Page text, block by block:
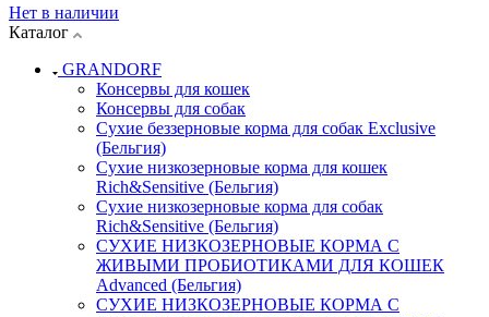
Нет в наличии
Каталог
GRANDORF
Консервы для кошек
Консервы для собак
Сухие беззерновые корма для собак Exclusive
(Бельгия)
Сухие низкозерновые корма для кошек
Rich&Sensitive (Бельгия)
Сухие низкозерновые корма для собак
Rich&Sensitive (Бельгия)
СУХИЕ НИЗКОЗЕРНОВЫЕ КОРМА С
ЖИВЫМИ ПРОБИОТИКАМИ ДЛЯ КОШЕК
Advanced (Бельгия)
СУХИЕ НИЗКОЗЕРНОВЫЕ КОРМА С